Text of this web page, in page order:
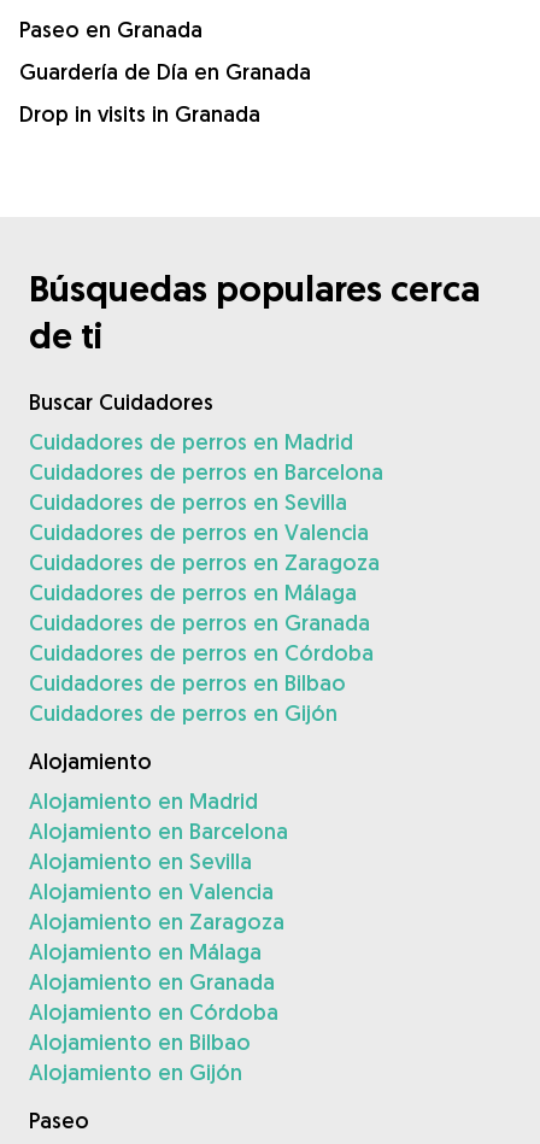
Paseo en Granada
Guardería de Día en Granada
Drop in visits in Granada
Búsquedas populares cerca
de ti
Buscar Cuidadores
Cuidadores de perros en Madrid
Cuidadores de perros en Barcelona
Cuidadores de perros en Sevilla
Cuidadores de perros en Valencia
Cuidadores de perros en Zaragoza
Cuidadores de perros en Málaga
Cuidadores de perros en Granada
Cuidadores de perros en Córdoba
Cuidadores de perros en Bilbao
Cuidadores de perros en Gijón
Alojamiento
Alojamiento en Madrid
Alojamiento en Barcelona
Alojamiento en Sevilla
Alojamiento en Valencia
Alojamiento en Zaragoza
Alojamiento en Málaga
Alojamiento en Granada
Alojamiento en Córdoba
Alojamiento en Bilbao
Alojamiento en Gijón
Paseo